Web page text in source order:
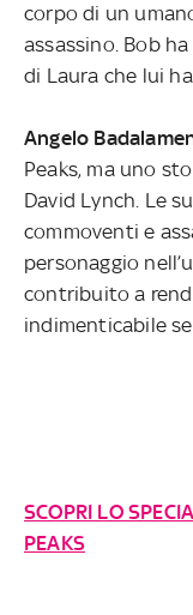
corpo di un
assassino. Bob
di Laura che lui
Angelo
Peaks, ma uno
David Lynch. Le
commoventi e
personaggio
contribuito a
indimenticabile
SCOPRI LO
PEAKS